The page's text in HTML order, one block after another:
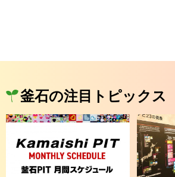
釜石の注目トピックス